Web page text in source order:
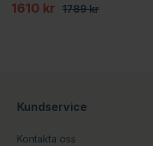
1610 kr 1789 kr
Kundservice
Kontakta oss